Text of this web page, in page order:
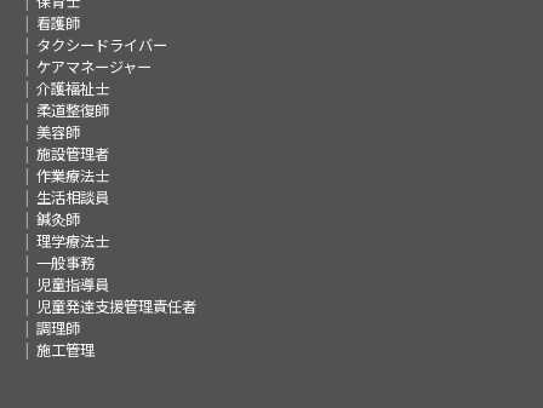
看護師
タクシードライバー
ケアマネージャー
介護福祉士
柔道整復師
美容師
施設管理者
作業療法士
生活相談員
鍼灸師
理学療法士
一般事務
児童指導員
児童発達支援管理責任者
調理師
施工管理